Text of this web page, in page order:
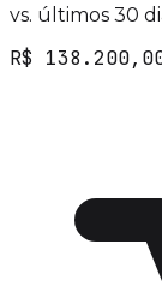
vs. últimos 30
R$